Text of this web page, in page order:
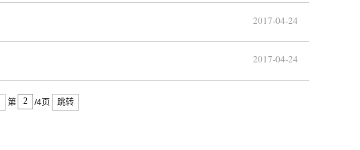
2017-04-24
2017-04-24
第 /4页 跳转